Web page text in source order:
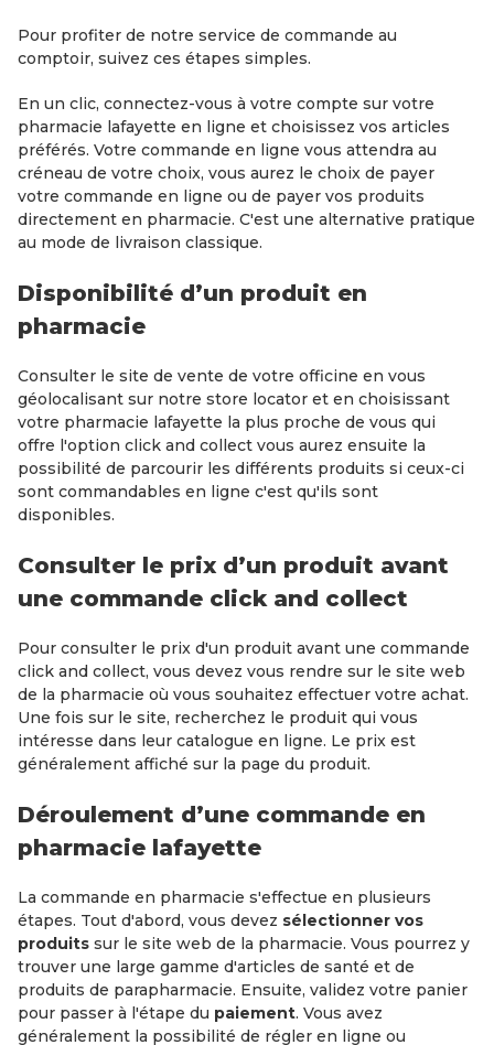
Pour profiter de notre service de commande au
comptoir, suivez ces étapes simples.
En un clic, connectez-vous à votre compte sur votre
pharmacie lafayette en ligne et choisissez vos articles
préférés. Votre commande en ligne vous attendra au
créneau de votre choix, vous aurez le choix de payer
votre commande en ligne ou de payer vos produits
directement en pharmacie. C'est une alternative pratique
au mode de livraison classique.
Disponibilité d’un produit en
pharmacie
Consulter le site de vente de votre officine en vous
géolocalisant sur notre store locator et en choisissant
votre pharmacie lafayette la plus proche de vous qui
offre l'option click and collect vous aurez ensuite la
possibilité de parcourir les différents produits si ceux-ci
sont commandables en ligne c'est qu'ils sont
disponibles.
Consulter le prix d’un produit avant
une commande click and collect
Pour consulter le prix d'un produit avant une commande
click and collect, vous devez vous rendre sur le site web
de la pharmacie où vous souhaitez effectuer votre achat.
Une fois sur le site, recherchez le produit qui vous
intéresse dans leur catalogue en ligne. Le prix est
généralement affiché sur la page du produit.
Déroulement d’une commande en
pharmacie lafayette
La commande en pharmacie s'effectue en plusieurs
étapes. Tout d'abord, vous devez sélectionner vos
produits sur le site web de la pharmacie. Vous pourrez y
trouver une large gamme d'articles de santé et de
produits de parapharmacie. Ensuite, validez votre panier
pour passer à l'étape du paiement. Vous avez
généralement la possibilité de régler en ligne ou